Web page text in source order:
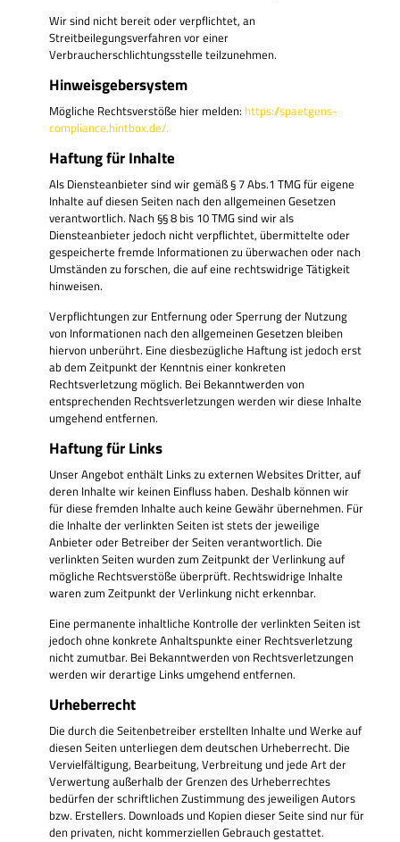
Wir sind nicht bereit oder verpflichtet, an
Streitbeilegungsverfahren vor einer
Verbraucherschlichtungsstelle teilzunehmen.
Hinweisgebersystem
Mögliche Rechtsverstöße hier melden: https://spaetgens-
compliance.hintbox.de/.
Haftung für Inhalte
Als Diensteanbieter sind wir gemäß § 7 Abs.1 TMG für eigene
Inhalte auf diesen Seiten nach den allgemeinen Gesetzen
verantwortlich. Nach §§ 8 bis 10 TMG sind wir als
Diensteanbieter jedoch nicht verpflichtet, übermittelte oder
gespeicherte fremde Informationen zu überwachen oder nach
Umständen zu forschen, die auf eine rechtswidrige Tätigkeit
hinweisen.
Verpflichtungen zur Entfernung oder Sperrung der Nutzung
von Informationen nach den allgemeinen Gesetzen bleiben
hiervon unberührt. Eine diesbezügliche Haftung ist jedoch erst
ab dem Zeitpunkt der Kenntnis einer konkreten
Rechtsverletzung möglich. Bei Bekanntwerden von
entsprechenden Rechtsverletzungen werden wir diese Inhalte
umgehend entfernen.
Haftung für Links
Unser Angebot enthält Links zu externen Websites Dritter, auf
deren Inhalte wir keinen Einfluss haben. Deshalb können wir
für diese fremden Inhalte auch keine Gewähr übernehmen. Für
die Inhalte der verlinkten Seiten ist stets der jeweilige
Anbieter oder Betreiber der Seiten verantwortlich. Die
verlinkten Seiten wurden zum Zeitpunkt der Verlinkung auf
mögliche Rechtsverstöße überprüft. Rechtswidrige Inhalte
waren zum Zeitpunkt der Verlinkung nicht erkennbar.
Eine permanente inhaltliche Kontrolle der verlinkten Seiten ist
jedoch ohne konkrete Anhaltspunkte einer Rechtsverletzung
nicht zumutbar. Bei Bekanntwerden von Rechtsverletzungen
werden wir derartige Links umgehend entfernen.
Urheberrecht
Die durch die Seitenbetreiber erstellten Inhalte und Werke auf
diesen Seiten unterliegen dem deutschen Urheberrecht. Die
Vervielfältigung, Bearbeitung, Verbreitung und jede Art der
Verwertung außerhalb der Grenzen des Urheberrechtes
bedürfen der schriftlichen Zustimmung des jeweiligen Autors
bzw. Erstellers. Downloads und Kopien dieser Seite sind nur für
den privaten, nicht kommerziellen Gebrauch gestattet.